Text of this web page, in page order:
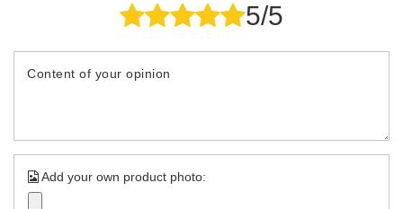
5/5
Content of your opinion
Add your own product photo: